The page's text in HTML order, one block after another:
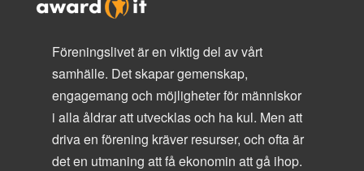
Föreningslivet är en viktig del av vårt
samhälle. Det skapar gemenskap,
engagemang och möjligheter för människor
i alla åldrar att utvecklas och ha kul. Men att
driva en förening kräver resurser, och ofta är
det en utmaning att få ekonomin att gå ihop.